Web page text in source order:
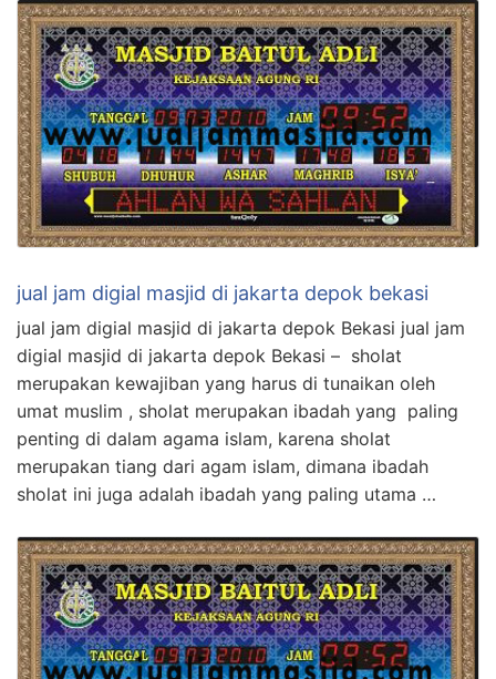
jual jam digial masjid di jakarta depok bekasi
jual jam digial masjid di jakarta depok Bekasi jual jam
digial masjid di jakarta depok Bekasi – sholat
merupakan kewajiban yang harus di tunaikan oleh
umat muslim , sholat merupakan ibadah yang paling
penting di dalam agama islam, karena sholat
merupakan tiang dari agam islam, dimana ibadah
sholat ini juga adalah ibadah yang paling utama …